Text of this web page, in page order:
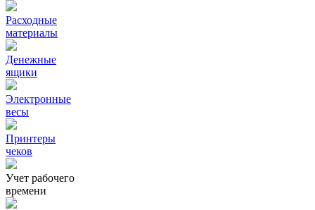
Расходные
материалы
Денежные
ящики
Электронные
весы
Принтеры
чеков
Учет рабочего
времени